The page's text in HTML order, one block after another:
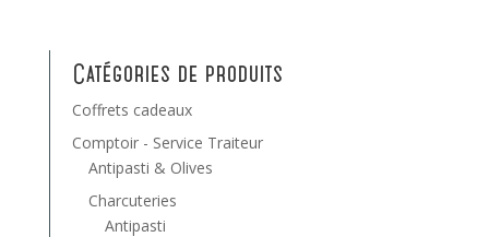
Catégories de produits
Coffrets cadeaux
Comptoir - Service Traiteur
Antipasti & Olives
Charcuteries
Antipasti